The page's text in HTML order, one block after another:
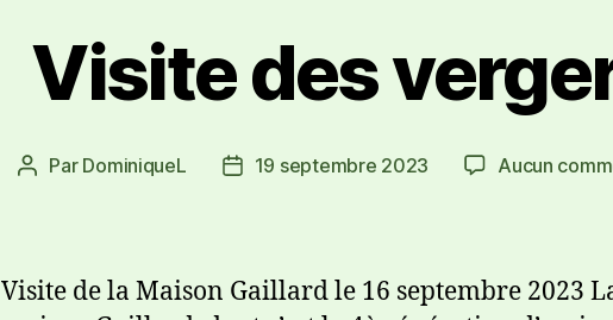
Visite des
Par DominiqueL 19 septembre 2023 Aucun
Visite de la Maison Gaillard le 16 septembre 2023